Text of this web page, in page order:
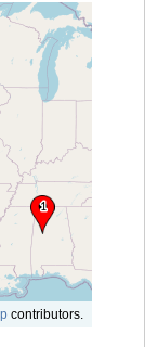
contributors.